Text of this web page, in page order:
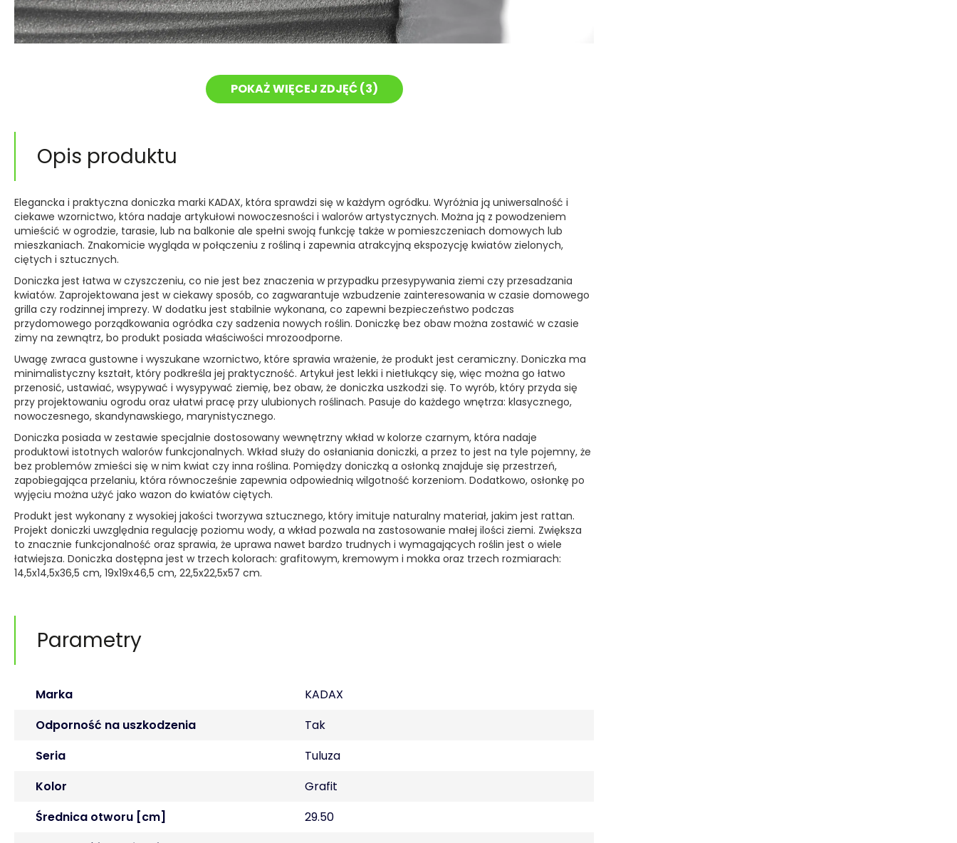
POKAŻ WIĘCEJ ZDJĘĆ (3)
Opis produktu
Elegancka i praktyczna doniczka marki KADAX, która sprawdzi się w każdym ogródku. Wyróżnia ją uniwersalność i
ciekawe wzornictwo, która nadaje artykułowi nowoczesności i walorów artystycznych. Można ją z powodzeniem
umieścić w ogrodzie, tarasie, lub na balkonie ale spełni swoją funkcję także w pomieszczeniach domowych lub
mieszkaniach. Znakomicie wygląda w połączeniu z rośliną i zapewnia atrakcyjną ekspozycję kwiatów zielonych,
ciętych i sztucznych.
Doniczka jest łatwa w czyszczeniu, co nie jest bez znaczenia w przypadku przesypywania ziemi czy przesadzania
kwiatów. Zaprojektowana jest w ciekawy sposób, co zagwarantuje wzbudzenie zainteresowania w czasie domowego
grilla czy rodzinnej imprezy. W dodatku jest stabilnie wykonana, co zapewni bezpieczeństwo podczas
przydomowego porządkowania ogródka czy sadzenia nowych roślin. Doniczkę bez obaw można zostawić w czasie
zimy na zewnątrz, bo produkt posiada właściwości mrozoodporne.
Uwagę zwraca gustowne i wyszukane wzornictwo, które sprawia wrażenie, że produkt jest ceramiczny. Doniczka ma
minimalistyczny kształt, który podkreśla jej praktyczność. Artykuł jest lekki i nietłukący się, więc można go łatwo
przenosić, ustawiać, wsypywać i wysypywać ziemię, bez obaw, że doniczka uszkodzi się. To wyrób, który przyda się
przy projektowaniu ogrodu oraz ułatwi pracę przy ulubionych roślinach. Pasuje do każdego wnętrza: klasycznego,
nowoczesnego, skandynawskiego, marynistycznego.
Doniczka posiada w zestawie specjalnie dostosowany wewnętrzny wkład w kolorze czarnym, która nadaje
produktowi istotnych walorów funkcjonalnych. Wkład służy do osłaniania doniczki, a przez to jest na tyle pojemny, że
bez problemów zmieści się w nim kwiat czy inna roślina. Pomiędzy doniczką a osłonką znajduje się przestrzeń,
zapobiegająca przelaniu, która równocześnie zapewnia odpowiednią wilgotność korzeniom. Dodatkowo, osłonkę po
wyjęciu można użyć jako wazon do kwiatów ciętych.
Produkt jest wykonany z wysokiej jakości tworzywa sztucznego, który imituje naturalny materiał, jakim jest rattan.
Projekt doniczki uwzględnia regulację poziomu wody, a wkład pozwala na zastosowanie małej ilości ziemi. Zwiększa
to znacznie funkcjonalność oraz sprawia, że uprawa nawet bardzo trudnych i wymagających roślin jest o wiele
łatwiejsza. Doniczka dostępna jest w trzech kolorach: grafitowym, kremowym i mokka oraz trzech rozmiarach:
14,5x14,5x36,5 cm, 19x19x46,5 cm, 22,5x22,5x57 cm.
Parametry
Marka
KADAX
Odporność na uszkodzenia
Tak
Seria
Tuluza
Kolor
Grafit
Średnica otworu [cm]
29.50